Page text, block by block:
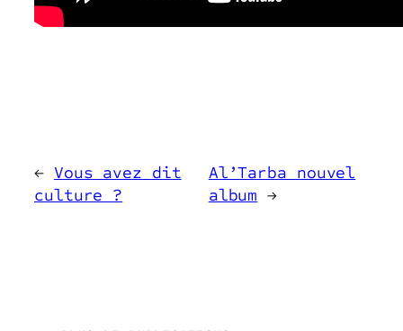
← Vous avez dit
culture ?
Al’Tarba nouvel
album →